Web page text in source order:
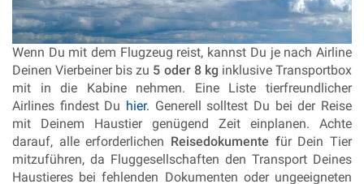
Wenn Du mit dem Flugzeug reist, kannst Du je nach Airline
Deinen Vierbeiner bis zu 5 oder 8 kg inklusive Transportbox
mit in die Kabine nehmen. Eine Liste tierfreundlicher
Airlines findest Du hier. Generell solltest Du bei der Reise
mit Deinem Haustier genügend Zeit einplanen. Achte
darauf, alle erforderlichen Reisedokumente für Dein Tier
mitzuführen, da Fluggesellschaften den Transport Deines
Haustieres bei fehlenden Dokumenten oder ungeeigneten